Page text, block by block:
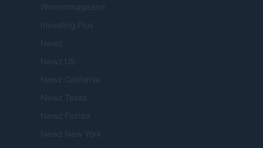
Womanmagazine
Investing Plus
Newz
Newz US
Newz California
Newz Texas
Newz Florida
Newz New York